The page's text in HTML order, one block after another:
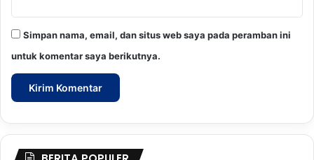
Simpan nama, email, dan situs web saya pada peramban ini
untuk komentar saya berikutnya.